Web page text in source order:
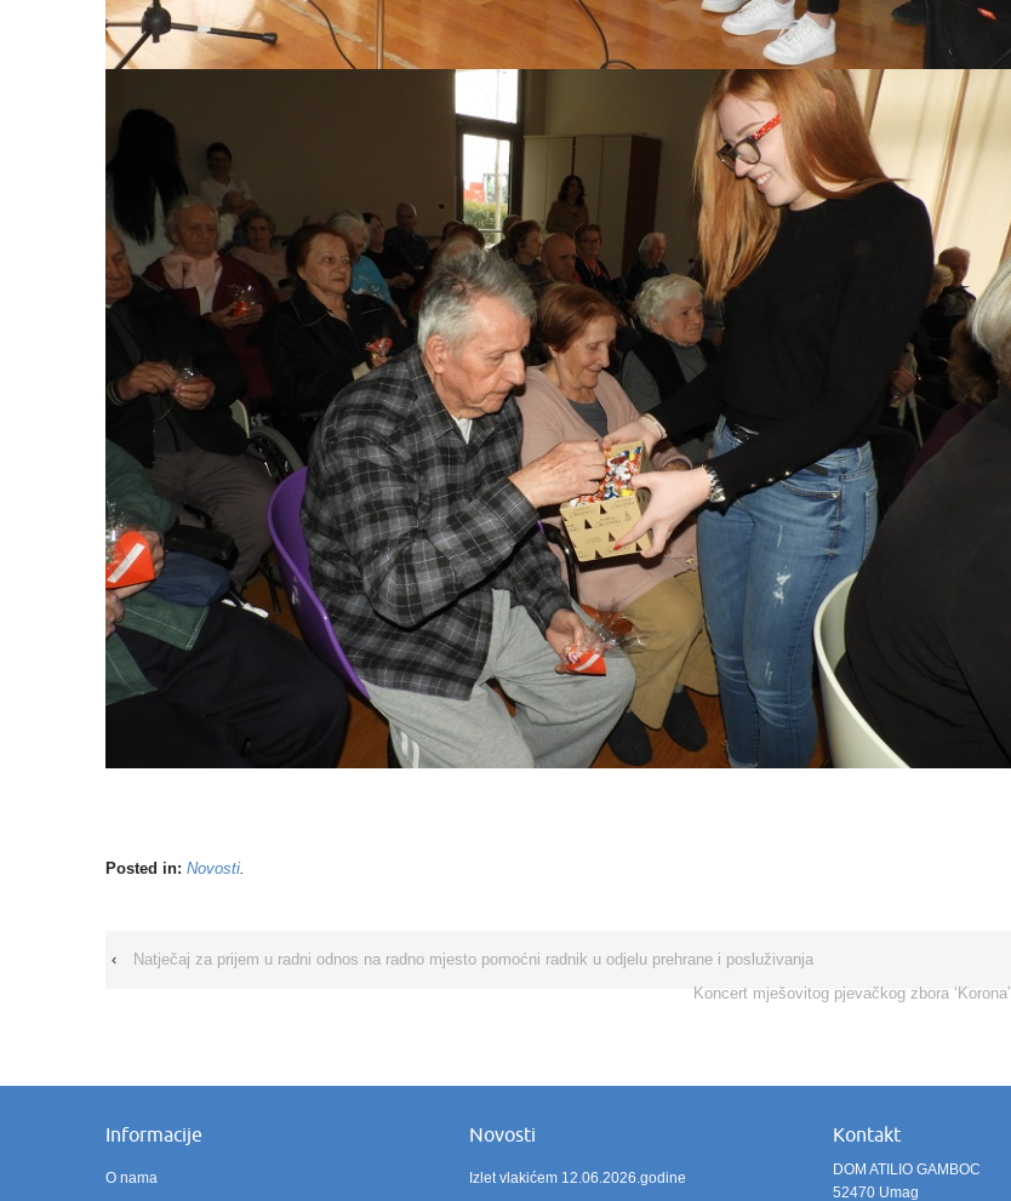
Posted in: Novosti.
‹
Natječaj za prijem u radni odnos na radno mjesto pomoćni radnik u odjelu prehrane i posluživanja
Koncert mješovitog pjevačkog zbora ‘Korona’
Informacije
O nama
Novosti
Izlet vlakićem 12.06.2026.godine
Kontakt
DOM ATILIO GAMBOC
52470 Umag